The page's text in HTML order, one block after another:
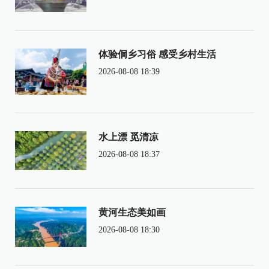
体验侗乡习俗 感受乡村生活
2026-08-08 18:39
水上漂 觅清凉
2026-08-08 18:37
黄河生态美如画
2026-08-08 18:30